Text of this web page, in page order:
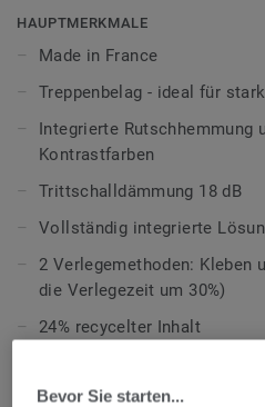
Der Treppenbelag besteht aus
einheitliche Umgebung
unseren Boden- und
Mit einem Sortiment
ist der Treppenbelag Tapiflex
Bodenbelagslösung, die auf
und Trittschalldämmung sorgt.
Kombinierbar mitTapiflex
der Top Clean XP-Oberfläche
und kosteneffiziente Reinigung.
HAUPTMERKMALE
Made in France
Treppenbelag - ideal für
Integrierte Rutschhemmung
Kontrastfarben
Trittschalldämmung 18 dB
Vollständig integrierte
2 Verlegemethoden: Kleben
die Verlegezeit um 30%)
24% recycelter Inhalt
Bevor Sie starten...